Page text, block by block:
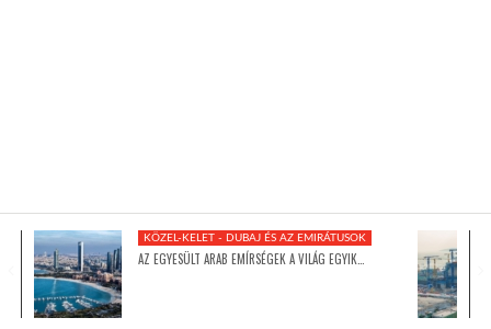
GLOBOTV BP
KÖZEL-KELET - DUBAJ ÉS AZ EMIRÁTUSOK
AZ EGYESÜLT ARAB EMÍRSÉGEK A VILÁG EGYIK…